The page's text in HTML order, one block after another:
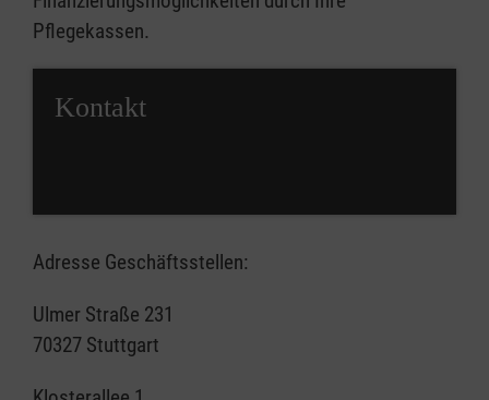
Pflegekassen.
Kontakt
Adresse Geschäftsstellen:
Ulmer Straße 231
70327 Stuttgart